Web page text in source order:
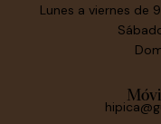
Lunes a viernes de